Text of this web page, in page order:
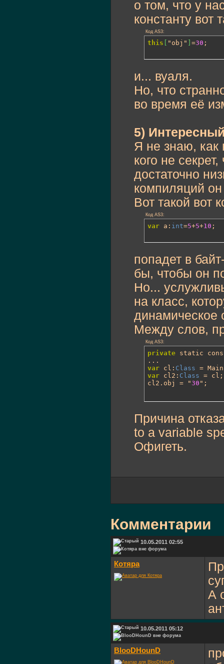
о том, что у
константу вот
Код AS3:
this "obj" =30 ;
и... вуаля.
Но, что
во время её
5)
Я не знаю, как
кого не
достаточно
компиляций
Вот такой вот
Код AS3:
var a: int=5+5+10 ;
попадет в
бы, чтобы он
Но...
на класс,
динамическое
Между слов,
Код AS3:
private static
var cl: Class
var cl2: Class = cl;
cl2.obj = "30 ";
Причина
to a variable
Офигеть.
Комментарии
10.05.2011 02:55
Котяра
А
10.05.2011 05:12
BlooDHounD